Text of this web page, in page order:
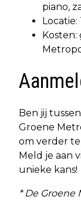
piano,
Locatie:
Kosten:
Ben jij
Groene
om verder
Meld je aan
unieke kans!
* De